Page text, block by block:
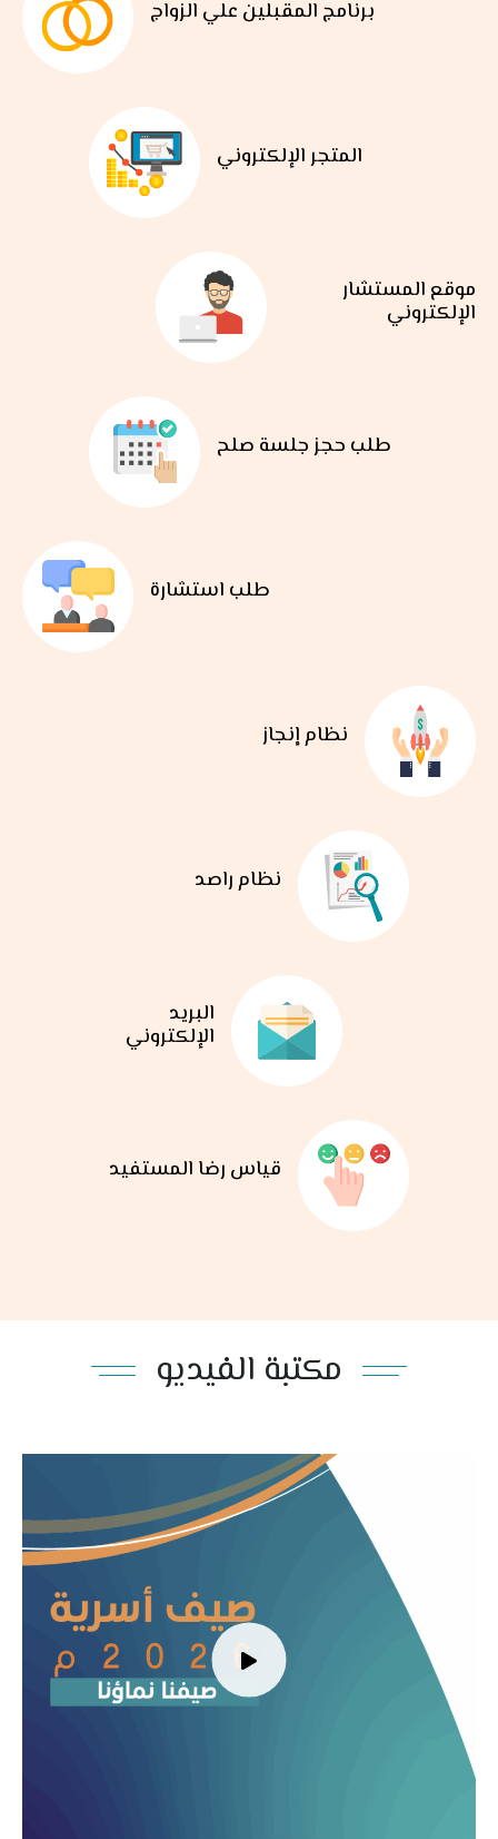
برنامج المقبلين علي الزواج
المتجر الإلكتروني
موقع المستشار
الإلكتروني
طلب حجز جلسة صلح
طلب استشارة
نظام إنجاز
نظام راصد
البريد
الإلكتروني
قياس رضا المستفيد
مكتبة الفيديو